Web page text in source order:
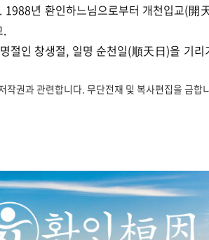
1988년 환인하느님으로부터 개천입교(開
.
절인 창생절, 일명 순천일(順天日)을 기리
권과 관련합니다. 무단전재 및 복사편집을 금합